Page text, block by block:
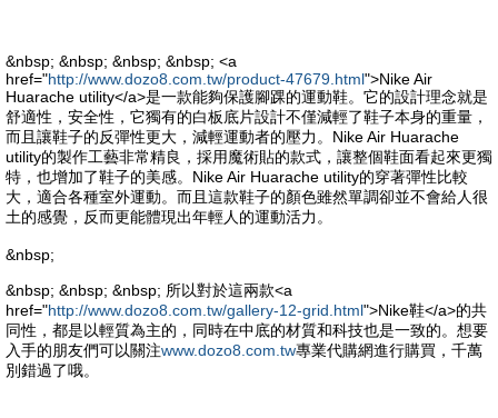
&nbsp; &nbsp; &nbsp; &nbsp; <a
href="http://www.dozo8.com.tw/product-47679.html">Nike Air
Huarache utility</a>是一款能夠保護腳踝的運動鞋。它的設計理念就是
舒適性，安全性，它獨有的白板底片設計不僅減輕了鞋子本身的重量，
而且讓鞋子的反彈性更大，減輕運動者的壓力。Nike Air Huarache
utility的製作工藝非常精良，採用魔術貼的款式，讓整個鞋面看起來更獨
特，也增加了鞋子的美感。Nike Air Huarache utility的穿著彈性比較
大，適合各種室外運動。而且這款鞋子的顏色雖然單調卻並不會給人很
土的感覺，反而更能體現出年輕人的運動活力。
&nbsp;
&nbsp; &nbsp; &nbsp; 所以對於這兩款<a
href="http://www.dozo8.com.tw/gallery-12-grid.html">Nike鞋</a>的共
同性，都是以輕質為主的，同時在中底的材質和科技也是一致的。想要
入手的朋友們可以關注www.dozo8.com.tw專業代購網進行購買，千萬
別錯過了哦。